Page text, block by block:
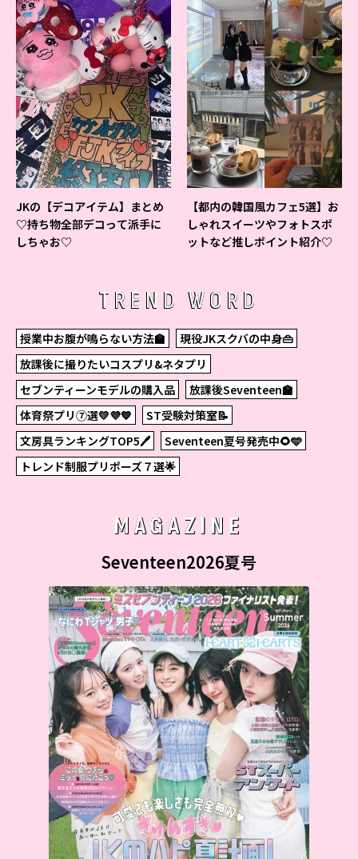
JKの【デコアイテム】まとめ
♡持ち物全部デコって派手に
しちゃお♡
【都内の韓国風カフェ5選】お
しゃれスイーツやフォトスポ
ットなど推しポイント紹介♡
TREND WORD
授業中お腹が鳴らない方法🏫
現役JKスクバの中身👜
放課後に撮りたいコスプリ&ネタプリ
セブンティーンモデルの購入品
放課後Seventeen🏫
体育祭プリ⑦選💛💜💙
ST受験対策室📝
文房具ランキングTOP5🖊
Seventeen夏号発売中🌻🩵
トレンド制服プリポーズ７選🌟
MAGAZINE
Seventeen2026夏号